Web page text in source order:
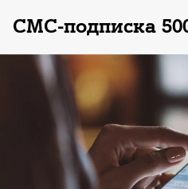
СМС-подписка